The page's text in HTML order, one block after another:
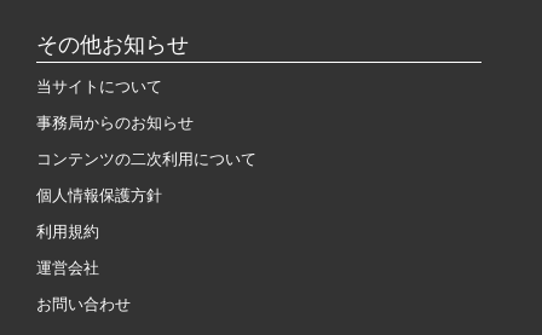
その他お知らせ
当サイトについて
事務局からのお知らせ
コンテンツの二次利用について
個人情報保護方針
利用規約
運営会社
お問い合わせ